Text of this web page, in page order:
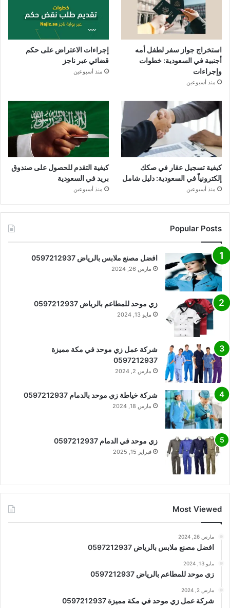
استخراج جواز سفر لطفل أمه
أجنبية في السعودية: خطوات
وإجراءات
منذ أسبوعين
إجراءات الاعتراض على حكم
قضائي عبر ناجز
منذ أسبوعين
كيفية تسجيل عقار في صكك
إلكترونياً في السعودية: دليل شامل
منذ أسبوعين
كيفية التقدم للحصول على صندوق
بريد في السعودية
منذ أسبوعين
Popular Posts
افضل مصنع ملابس بالرياض 0597212937
مارس 26, 2024
زي موحد للمطاعم بالرياض 0597212937
مايو 13, 2024
شركة عمل زي موحد في مكة مميزة
0597212937
مارس 2, 2024
شركة خياطة زي موحد بالدمام 0597212937
مارس 18, 2024
زي موحد في الدمام 0597212937
فبراير 15, 2025
Most Viewed
مارس 26, 2024
افضل مصنع ملابس بالرياض 0597212937
مايو 13, 2024
زي موحد للمطاعم بالرياض 0597212937
مارس 2, 2024
شركة عمل زي موحد في مكة مميزة 0597212937